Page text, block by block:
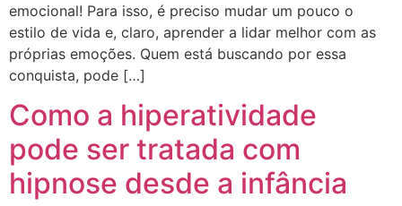
emocional! Para isso, é preciso mudar um pouco o
estilo de vida e, claro, aprender a lidar melhor com as
próprias emoções. Quem está buscando por essa
conquista, pode […]
Como a hiperatividade
pode ser tratada com
hipnose desde a infância